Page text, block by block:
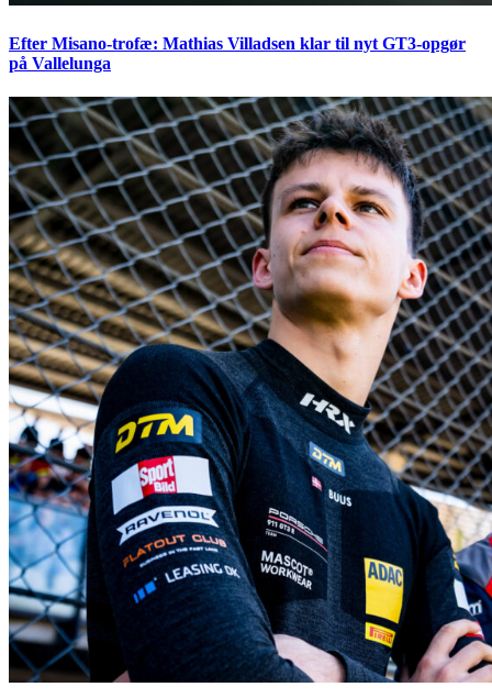
Efter Misano-trofæ: Mathias Villadsen klar til nyt GT3-opgør
på Vallelunga